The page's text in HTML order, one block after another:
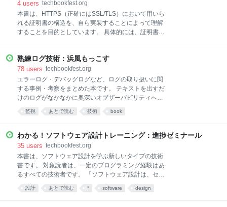
方と具体的な手法をまとめました。 OWASP Top
10:2025に対応し、脆弱なコードと安全なコードを対
比しながら、何がなぜ危険で、どう直すかを示しま
べきか 第2章：開発者が押さえるべき脆弱性 第3章：
AI時代の新たな脅威と対策 第4章：反脆弱になるには
4 users techbookfest.org
本書は、HTTPS（正確にはSSL/TLS）において用いら
れる証明書の構造を、自ら実装することによって理解
することを目的としています。 具体的には、証明書の
実装します。 そして、生成した証明書を読み込ませた
サーバに対して、HTTPS でアクセスできることを確認
します。 これまで HTTPS 通信や自動証明書発行ツー
ルの裏側を意識したことのないエンジニアにとって、
「証明書に何が書いてあるのか」「RFC に書かれた仕
確かめられる一冊です。
熟練ログ技術：浜風もっこす
78 users techbookfest.org
エラーログ・デバッグログなど、ログの取り扱いに関
する事例・考察をまとめた本です。 テキストを出すだ
けのログがなかなかに奥深いオブザーバビリティへの
道程、ログとは何か・ログレベルとは何か・何を残す
べきなのか…等々。 技術書典13で刊行した「実用的な
監視 あとで読む 技術 book
わかる！ソフトウェア設計トレーニング：進捗ゼミナール
35 users techbookfest.org
本書は、ソフトウェア設計を学ぶ新しいタイプの技術
書です。 対象読者は、一定のプログラミング経験はあ
るすべての技術者です。 「ソフトウェア設計は、セン
スや経験だけで語るものなのか？」 本書は、その問い
に正面から向き合います。 ソフトウェア設計には、確
設計 あとで読む * software design